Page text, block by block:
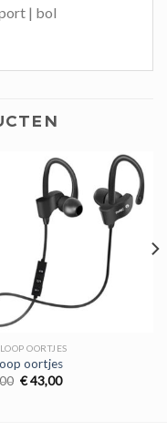
| bol
OORTJES
oortjes
Oorspronkelijke
€43,00Huidige